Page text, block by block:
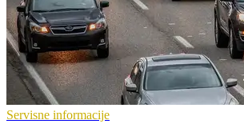
Servisne informacije